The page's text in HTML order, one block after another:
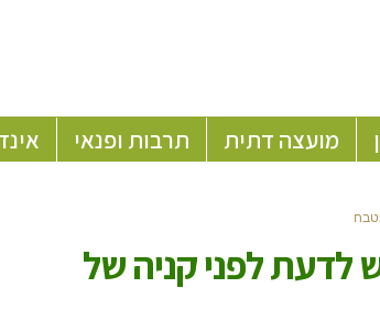
מועצה דתית תרבות ופנאי
לדעת לפני קניה של